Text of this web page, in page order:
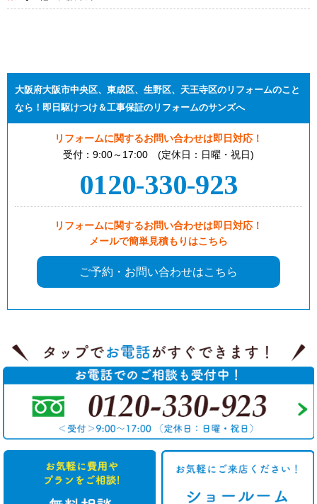
大阪府大阪市中央区、東成区、生野区、天王寺区のリフォームのこと
なら！即日駆けつけ＆工事保証のリフォームのサンズへ
リフォームに関するお問い合わせは即日対応！
受付：9:00～17:00 (定休日：日曜・祝日)
0120-330-923
リフォームに関するお問い合わせは即日対応！
メールで簡単見積もりはこちら
ご予約・お問い合わせはこちら